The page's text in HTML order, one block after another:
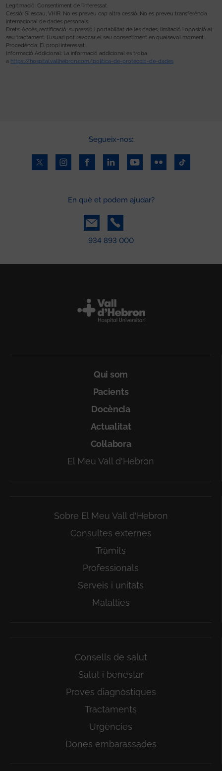
Legitimació: Consentiment de l’interessat.
Cessió: Si escau, VHIR. No es preveu cap altra cessió. No es preveu transferència
internacional de dades personals.
Drets: Accés, rectificació, supressió i portabilitat de les dades, limitació i oposició al
seu tractament. L’usuari pot revocar el seu consentiment en qualsevol moment.
Procedència: El propi interessat.
Informació Addicional: La informació addicional es troba
a https://hospital.vallhebron.com/politica-de-proteccio-de-dades
Segueix-nos:
En què et podem ajudar?
934 893 000
Qui som
Pacients
Docència
Actualitat
Col·labora
El Meu Vall d'Hebron
Sobre El Meu Vall d'Hebron
Consultes externes
Tràmits
Professionals
Serveis i unitats
Malalties
Consells de salut
Salut i benestar
Proves diagnòstiques
Tractaments
Urgències
Dones embarassades